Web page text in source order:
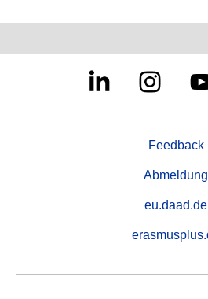
Feedback
Abmeldung
eu.daad.de